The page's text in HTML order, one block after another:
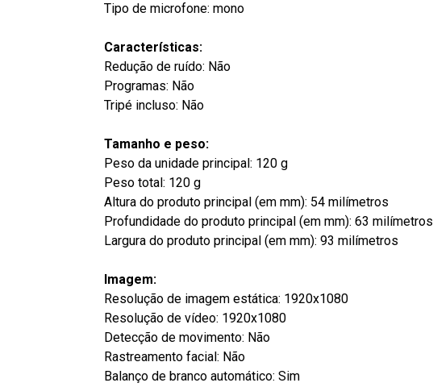
Tipo de microfone: mono
Características:
Redução de ruído: Não
Programas: Não
Tripé incluso: Não
Tamanho e peso:
Peso da unidade principal: 120 g
Peso total: 120 g
Altura do produto principal (em mm): 54 milímetros
Profundidade do produto principal (em mm): 63 milímetros
Largura do produto principal (em mm): 93 milímetros
Imagem:
Resolução de imagem estática: 1920x1080
Resolução de vídeo: 1920x1080
Detecção de movimento: Não
Rastreamento facial: Não
Balanço de branco automático: Sim